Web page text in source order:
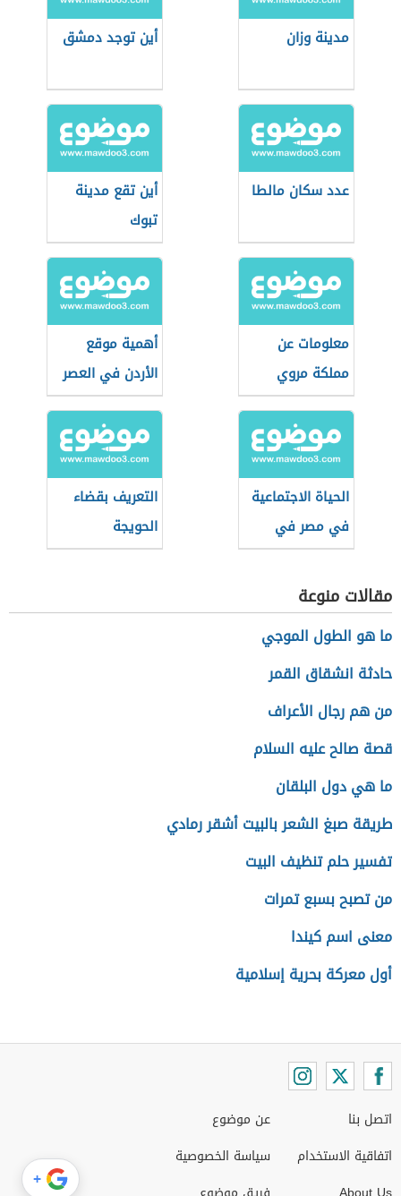
مدينة وزان أين توجد دمشق
عدد سكان مالطا
أين تقع مدينة
تبوك
معلومات عن
مملكة مروي
أهمية موقع
الأردن في العصر
المملوكي
الحياة الاجتماعية
في مصر في
العصر العثماني
التعريف بقضاء
الحويجة
مقالات منوعة
ما هو الطول الموجي
حادثة انشقاق القمر
من هم رجال الأعراف
قصة صالح عليه السلام
ما هي دول البلقان
طريقة صبغ الشعر بالبيت أشقر رمادي
تفسير حلم تنظيف البيت
من تصبح بسبع تمرات
معنى اسم كيندا
أول معركة بحرية إسلامية
اتصل بنا
اتفاقية الاستخدام
عن موضوع
سياسة الخصوصية
+